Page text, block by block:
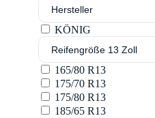
Hersteller
KÖNIG
Reifengröße 13 Zoll
165/80 R13
175/70 R13
175/80 R13
185/65 R13